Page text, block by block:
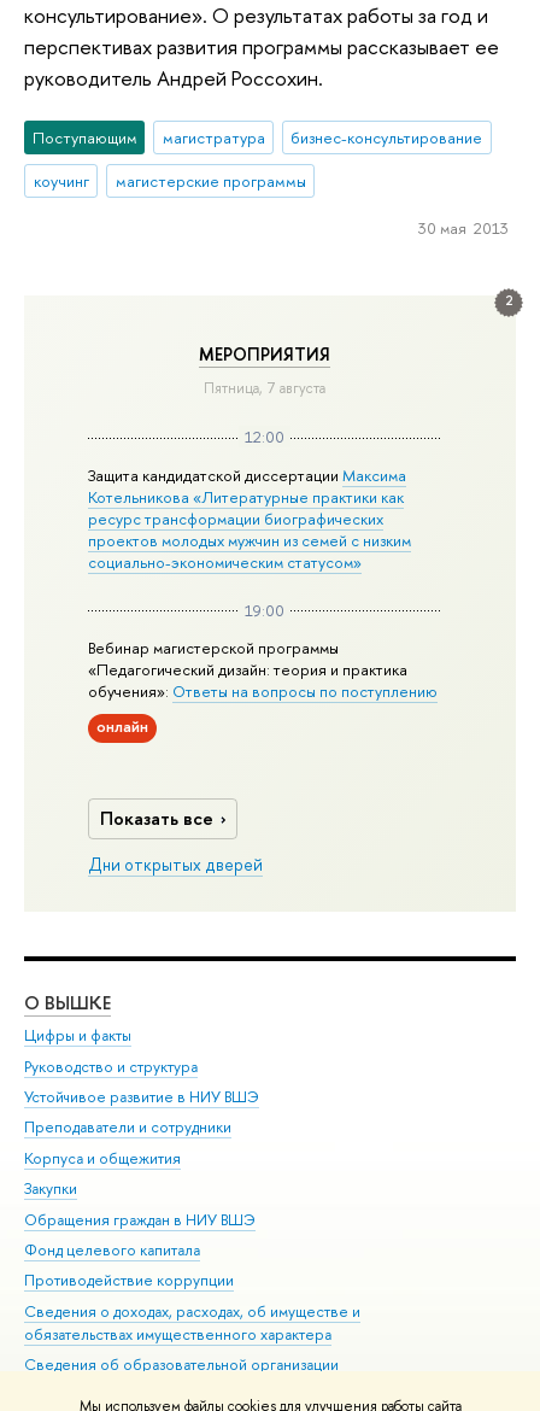
Мы используем файлы cookies для улучшения работы сайта
2
МЕРОПРИЯТИЯ
Пятница, 7 августа
12:00
Защита кандидатской диссертацииМаксима
Котельникова «Литературные практики как
ресурс трансформации биографических
проектов молодых мужчин из семей с низким
социально-экономическим статусом»
19:00
Вебинар магистерской программы
«Педагогический дизайн: теория и практика
обучения»: Ответы на вопросы по поступлению
онлайн
Показать все
Дни открытых дверей
консультирование». О результатах работы за год и
перспективах развития программы рассказывает ее
руководитель Андрей Россохин.
Поступающим магистратура
бизнес-консультирование
коучинг
магистерские программы
30 мая 2013
О ВЫШКЕ
Цифры и факты
Руководство и структура
Устойчивое развитие в НИУ ВШЭ
Преподаватели и сотрудники
Корпуса и общежития
Закупки
Обращения граждан в НИУ ВШЭ
Фонд целевого капитала
Противодействие коррупции
Сведения о доходах, расходах, об имуществе и
обязательствах имущественного характера
Сведения об образовательной организации
Людям с ограниченными возможностями здоровья